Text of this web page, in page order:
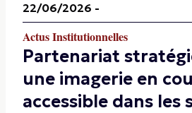
22/06/2026 -
Actus Institutionnelles
Partenariat
une imagerie en
accessible dans